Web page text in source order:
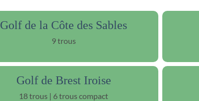
Golf de la Côte des Sables
9 trous
Golf de Brest Iroise
18 trous | 6 trous compact